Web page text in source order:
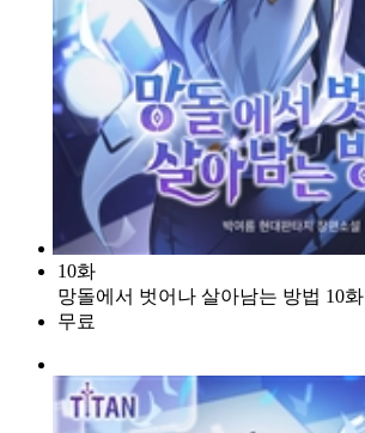
10화
망돌에서 벗어나 살아남는 방법 10화
무료